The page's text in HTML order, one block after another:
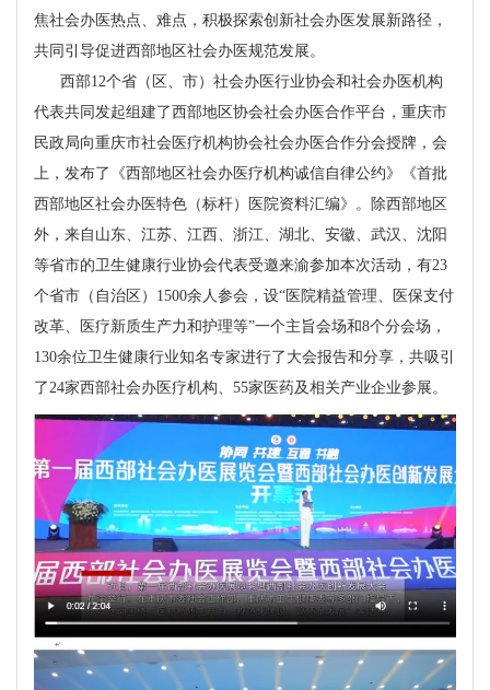
焦社会办医热点、难点，积极探索创新社会办医发展新路径，
共同引导促进西部地区社会办医规范发展。
西部12个省（区、市）社会办医行业协会和社会办医机构
代表共同发起组建了西部地区协会社会办医合作平台，重庆市
民政局向重庆市社会医疗机构协会社会办医合作分会授牌，会
上，发布了《西部地区社会办医疗机构诚信自律公约》《首批
西部地区社会办医特色（标杆）医院资料汇编》。除西部地区
外，来自山东、江苏、江西、浙江、湖北、安徽、武汉、沈阳
等省市的卫生健康行业协会代表受邀来渝参加本次活动，有23
个省市（自治区）1500余人参会，设“医院精益管理、医保支付
改革、医疗新质生产力和护理等”一个主旨会场和8个分会场，
130余位卫生健康行业知名专家进行了大会报告和分享，共吸引
了24家西部社会办医疗机构、55家医药及相关产业企业参展。